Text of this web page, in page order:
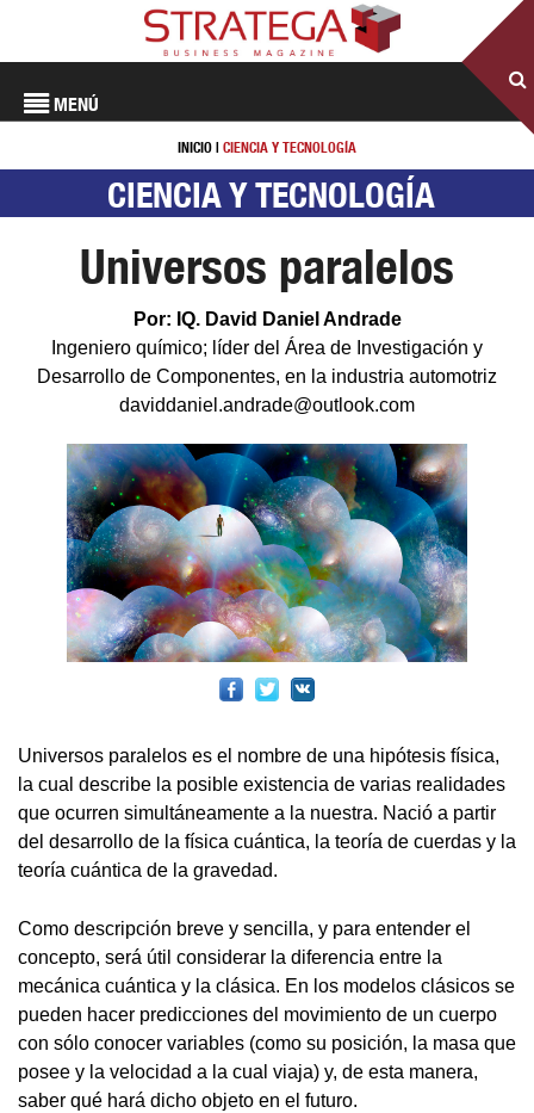
MENÚ
INICIO | CIENCIA Y TECNOLOGÍA
CIENCIA Y TECNOLOGÍA
Universos paralelos
Por: IQ. David Daniel Andrade
Ingeniero químico; líder del Área de Investigación y
Desarrollo de Componentes, en la industria automotriz
daviddaniel.andrade@outlook.com
Universos paralelos es el nombre de una hipótesis física,
la cual describe la posible existencia de varias realidades
que ocurren simultáneamente a la nuestra. Nació a partir
del desarrollo de la física cuántica, la teoría de cuerdas y la
teoría cuántica de la gravedad.
Como descripción breve y sencilla, y para entender el
concepto, será útil considerar la diferencia entre la
mecánica cuántica y la clásica. En los modelos clásicos se
pueden hacer predicciones del movimiento de un cuerpo
con sólo conocer variables (como su posición, la masa que
posee y la velocidad a la cual viaja) y, de esta manera,
saber qué hará dicho objeto en el futuro.